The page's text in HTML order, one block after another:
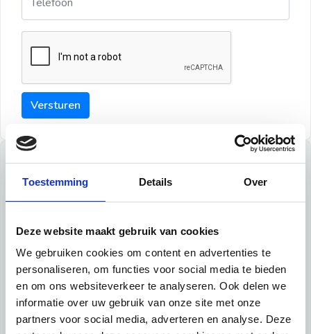
Toestemming Details Over
Deze website maakt gebruik van cookies
We gebruiken cookies om content en advertenties te
personaliseren, om functies voor social media te bieden
en om ons websiteverkeer te analyseren. Ook delen we
informatie over uw gebruik van onze site met onze
partners voor social media, adverteren en analyse. Deze
Versturen
Tips
Tip 1:
Schrijf een duidelijke introductie en geef de volgende
informatie mee:
Ben je student, werkachtig of werkzoekend